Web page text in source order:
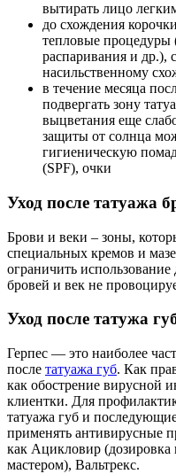
вытирать лицо
до схождения
тепловые процедуры
распаривания и др.),
насильственному
в течение месяца
подвергать зону
выцветания еще
защиты от солнца
гигиеническую
(SPF), очки
Уход после татуажа
Брови и веки – зоны,
специальных кремов и
ограничить
бровей и век не
Уход после татужа
Герпес — это наиболее
после татуажа губ. Как
как обострение вирусной
клиентки. Для
татуажа губ и
применять антивирусные
как Ацикловир (дозировка
мастером), Вальтрекс.